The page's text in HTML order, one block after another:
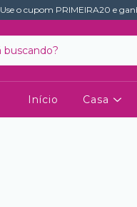
Use o cupom PRIMEIRA20 e
Início Casa